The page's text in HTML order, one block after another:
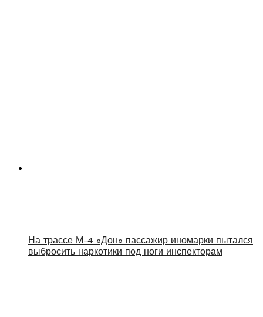
На трассе М-4 «Дон» пассажир иномарки пытался
выбросить наркотики под ноги инспекторам